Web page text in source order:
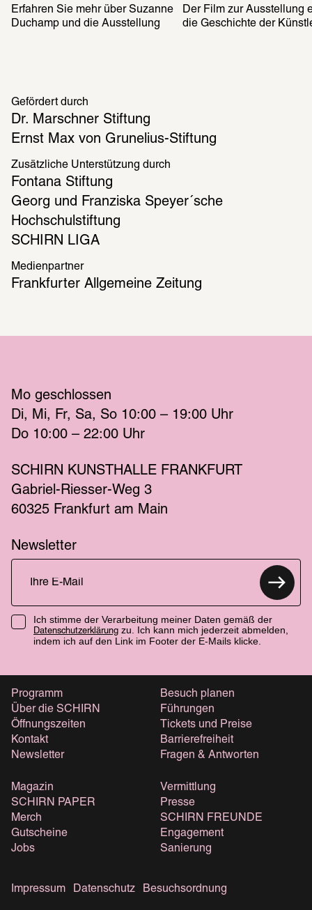
Erfahren Sie mehr über Suzanne
Duchamp und die Ausstellung
Der Film zur Ausstellung
die Geschichte der
Gefördert durch
Dr. Marschner Stiftung
Ernst Max von Grunelius-Stiftung
Zusätzliche Unterstützung durch
Fontana Stiftung
Georg und Franziska Speyer´sche
Hochschulstiftung
SCHIRN LIGA
Medienpartner
Frankfurter Allgemeine Zeitung
Mo geschlossen
Di
Mi Fr Sa So 10:00 – 19:00 Uhr
Do 10:00 – 22:00 Uhr
SCHIRN KUNSTHALLE FRANKFURT
Gabriel-Riesser-Weg 3
60325 Frankfurt am Main
Newsletter
Ich stimme der Verarbeitung meiner Daten gemäß der
Datenschutzerklärung zu. Ich kann mich jederzeit abmelden,
indem ich auf den Link im Footer der E-Mails klicke.
Programm
Über die SCHIRN
Öffnungszeiten
Kontakt
Newsletter
Besuch planen
Führungen
Tickets und Preise
Barrierefreiheit
Fragen & Antworten
Magazin
SCHIRN PAPER
Merch
Gutscheine
Jobs
Vermittlung
Presse
SCHIRN FREUNDE
Engagement
Sanierung
Impressum Datenschutz Besuchsordnung